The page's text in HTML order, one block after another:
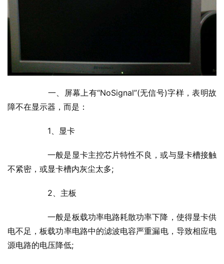
障不在显示器，而是：
  	1、显卡
不紧密，或显卡槽内灰尘太多;
  	2、主板
电不足，板载功率电路中的滤波电容严重漏电，导致相应电
源电路的电压降低;